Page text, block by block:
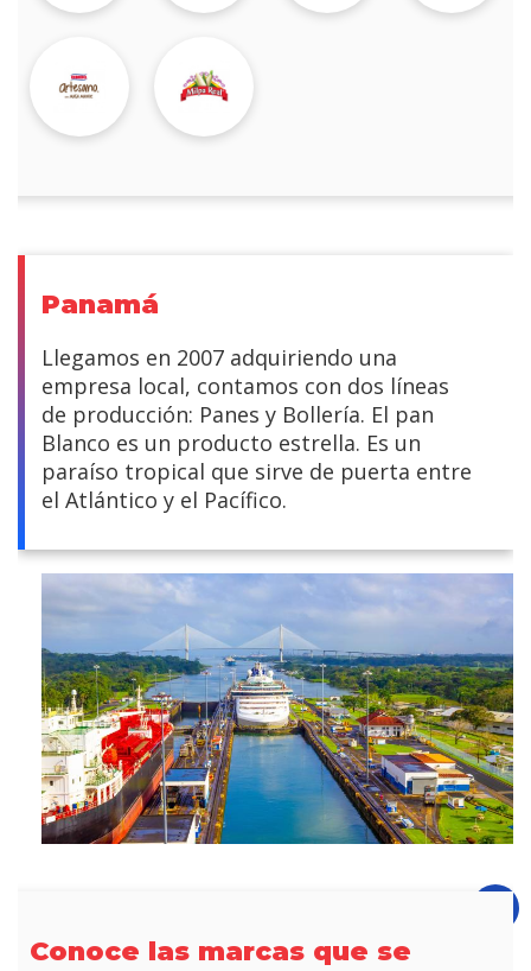
Panamá
Llegamos en 2007 adquiriendo una
empresa local, contamos con dos líneas
de producción: Panes y Bollería. El pan
Blanco es un producto estrella. Es un
paraíso tropical que sirve de puerta entre
el Atlántico y el Pacífico.
Conoce las marcas que se